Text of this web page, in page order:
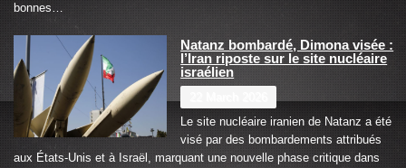
bonnes…
Natanz bombardé, Dimona visée :
l’Iran riposte sur le site nucléaire
israélien
Le site nucléaire iranien de Natanz a été
visé par des bombardements attribués
aux États-Unis et à Israël, marquant une nouvelle phase critique dans